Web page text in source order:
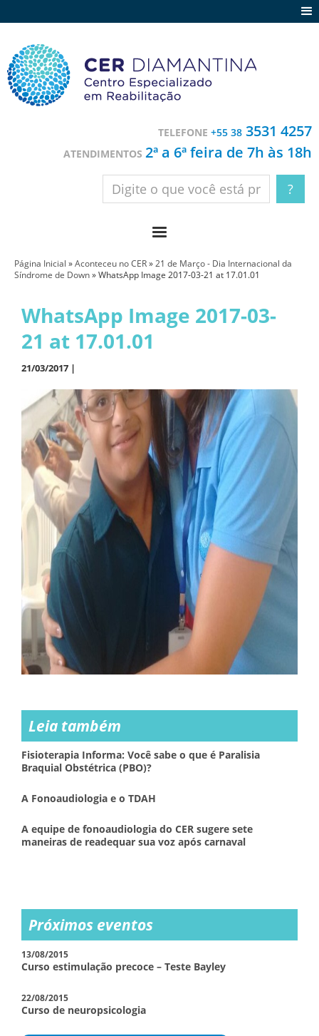
Contato
TELEFONE +55 38 3531 4257
ATENDIMENTOS 2ª a 6ª feira de 7h às 18h
Página Inicial »Aconteceu no CER»21 de Março - Dia Internacional da
Síndrome de Down»WhatsApp Image 2017-03-21 at 17.01.01
WhatsApp Image 2017-03-
21 at 17.01.01
21/03/2017 |
Leia também
Fisioterapia Informa: Você sabe o que é Paralisia
Braquial Obstétrica (PBO)?
A Fonoaudiologia e o TDAH
A equipe de fonoaudiologia do CER sugere sete
maneiras de readequar sua voz após carnaval
Próximos eventos
13/08/2015
Curso estimulação precoce – Teste Bayley
22/08/2015
Curso de neuropsicologia